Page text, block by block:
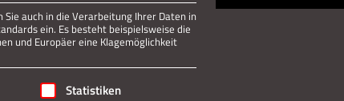
auch in die Verarbeitung Ihrer Daten in
ein. Es besteht beispielsweise die
und Europäer eine Klagemöglichkeit
ist essenziell und kann nicht abgewählt werden.
Statistiken